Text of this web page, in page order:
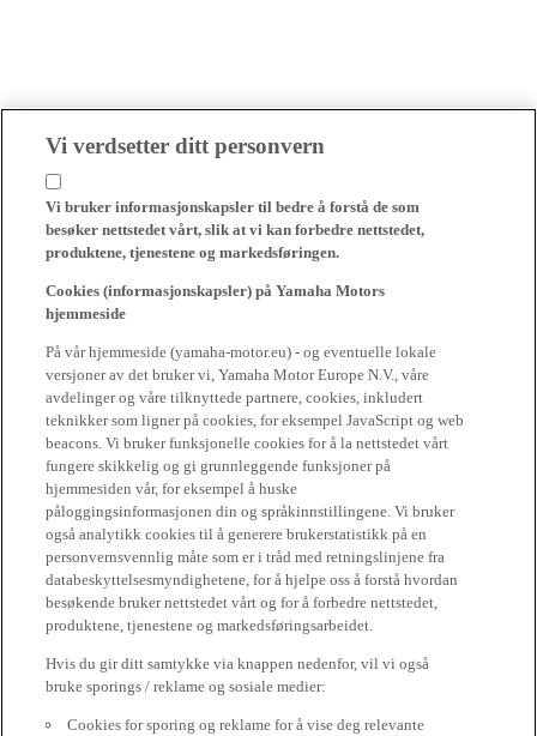
Vi verdsetter ditt personvern
Vi bruker informasjonskapsler til bedre å forstå de som
besøker nettstedet vårt, slik at vi kan forbedre nettstedet,
produktene, tjenestene og markedsføringen.
Cookies (informasjonskapsler) på Yamaha Motors
hjemmeside
På vår hjemmeside (yamaha-motor.eu) - og eventuelle lokale
versjoner av det bruker vi, Yamaha Motor Europe N.V., våre
avdelinger og våre tilknyttede partnere, cookies, inkludert
teknikker som ligner på cookies, for eksempel JavaScript og web
beacons. Vi bruker funksjonelle cookies for å la nettstedet vårt
fungere skikkelig og gi grunnleggende funksjoner på
hjemmesiden vår, for eksempel å huske
påloggingsinformasjonen din og språkinnstillingene. Vi bruker
også analytikk cookies til å generere brukerstatistikk på en
personvernsvennlig måte som er i tråd med retningslinjene fra
databeskyttelsesmyndighetene, for å hjelpe oss å forstå hvordan
besøkende bruker nettstedet vårt og for å forbedre nettstedet,
produktene, tjenestene og markedsføringsarbeidet.
Hvis du gir ditt samtykke via knappen nedenfor, vil vi også
bruke sporings / reklame og sosiale medier:
Cookies for sporing og reklame for å vise deg relevante